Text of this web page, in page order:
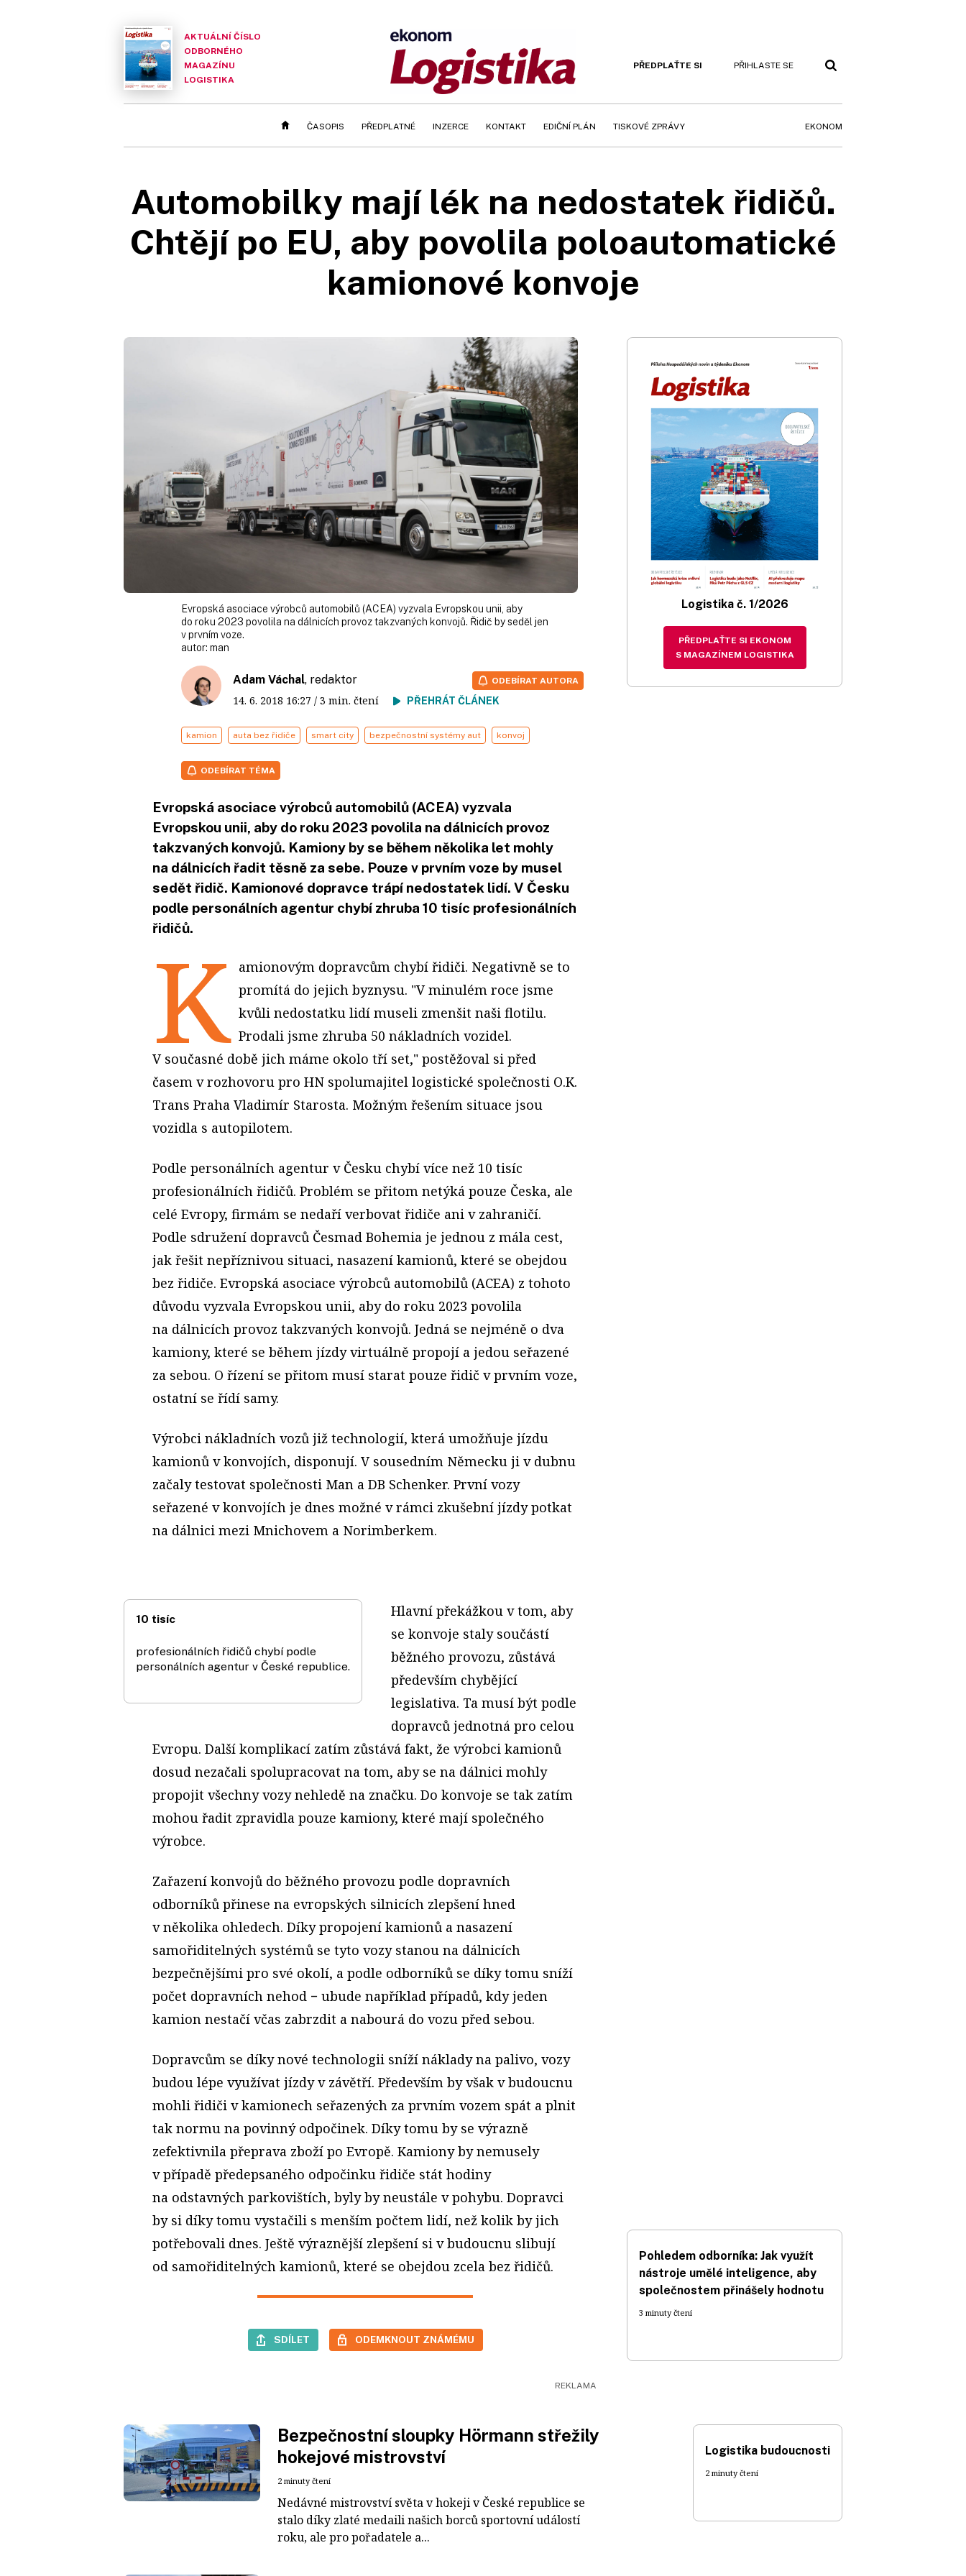
AKTUÁLNÍ ČÍSLO
ODBORNÉHO
MAGAZÍNU
LOGISTIKA
PŘEDPLAŤTE SI PŘIHLASTE SE
ČASOPIS PŘEDPLATNÉ INZERCE KONTAKT EDIČNÍ PLÁN TISKOVÉ ZPRÁVY EKONOM
Automobilky mají lék na nedostatek řidičů.
Chtějí po EU, aby povolila poloautomatické
kamionové konvoje
Evropská asociace výrobců automobilů (ACEA) vyzvala Evropskou unii, aby
do roku 2023 povolila na dálnicích provoz takzvaných konvojů. Řidič by seděl jen
v prvním voze.
autor: man
Adam Váchal, redaktor
14. 6. 2018 16:27 / 3 min. čtení PŘEHRÁT ČLÁNEK
ODEBÍRAT AUTORA
kamion auta bez řidiče smart city bezpečnostní systémy aut konvoj
ODEBÍRAT TÉMA
Evropská asociace výrobců automobilů (ACEA) vyzvala
Evropskou unii, aby do roku 2023 povolila na dálnicích provoz
takzvaných konvojů. Kamiony by se během několika let mohly
na dálnicích řadit těsně za sebe. Pouze v prvním voze by musel
sedět řidič. Kamionové dopravce trápí nedostatek lidí. V Česku
podle personálních agentur chybí zhruba 10 tisíc profesionálních
řidičů.
K amionovým dopravcům chybí řidiči. Negativně se to
promítá do jejich byznysu. "V minulém roce jsme
kvůli nedostatku lidí museli zmenšit naši flotilu.
Prodali jsme zhruba 50 nákladních vozidel.
V současné době jich máme okolo tří set," postěžoval si před
časem v rozhovoru pro HN spolumajitel logistické společnosti O.K.
Trans Praha Vladimír Starosta. Možným řešením situace jsou
vozidla s autopilotem.
Podle personálních agentur v Česku chybí více než 10 tisíc
profesionálních řidičů. Problém se přitom netýká pouze Česka, ale
celé Evropy, firmám se nedaří verbovat řidiče ani v zahraničí.
Podle sdružení dopravců Česmad Bohemia je jednou z mála cest,
jak řešit nepříznivou situaci, nasazení kamionů, které se obejdou
bez řidiče. Evropská asociace výrobců automobilů (ACEA) z tohoto
důvodu vyzvala Evropskou unii, aby do roku 2023 povolila
na dálnicích provoz takzvaných konvojů. Jedná se nejméně o dva
kamiony, které se během jízdy virtuálně propojí a jedou seřazené
za sebou. O řízení se přitom musí starat pouze řidič v prvním voze,
ostatní se řídí samy.
Výrobci nákladních vozů již technologií, která umožňuje jízdu
kamionů v konvojích, disponují. V sousedním Německu ji v dubnu
začaly testovat společnosti Man a DB Schenker. První vozy
seřazené v konvojích je dnes možné v rámci zkušební jízdy potkat
na dálnici mezi Mnichovem a Norimberkem.
10 tisíc
profesionálních řidičů chybí podle
personálních agentur v České republice.
Hlavní překážkou v tom, aby
se konvoje staly součástí
běžného provozu, zůstává
především chybějící
legislativa. Ta musí být podle
dopravců jednotná pro celou
Evropu. Další komplikací zatím zůstává fakt, že výrobci kamionů
dosud nezačali spolupracovat na tom, aby se na dálnici mohly
propojit všechny vozy nehledě na značku. Do konvoje se tak zatím
mohou řadit zpravidla pouze kamiony, které mají společného
výrobce.
Zařazení konvojů do běžného provozu podle dopravních
odborníků přinese na evropských silnicích zlepšení hned
v několika ohledech. Díky propojení kamionů a nasazení
samořiditelných systémů se tyto vozy stanou na dálnicích
bezpečnějšími pro své okolí, a podle odborníků se díky tomu sníží
počet dopravních nehod − ubude například případů, kdy jeden
kamion nestačí včas zabrzdit a nabourá do vozu před sebou.
Dopravcům se díky nové technologii sníží náklady na palivo, vozy
budou lépe využívat jízdy v závětří. Především by však v budoucnu
mohli řidiči v kamionech seřazených za prvním vozem spát a plnit
tak normu na povinný odpočinek. Díky tomu by se výrazně
zefektivnila přeprava zboží po Evropě. Kamiony by nemusely
v případě předepsaného odpočinku řidiče stát hodiny
na odstavných parkovištích, byly by neustále v pohybu. Dopravci
by si díky tomu vystačili s menším počtem lidí, než kolik by jich
potřebovali dnes. Ještě výraznější zlepšení si v budoucnu slibují
od samořiditelných kamionů, které se obejdou zcela bez řidičů.
SDÍLET ODEMKNOUT ZNÁMÉMU
Logistika č. 1/2026
PŘEDPLAŤTE SI EKONOM
S MAGAZÍNEM LOGISTIKA
Pohledem odborníka: Jak využít
nástroje umělé inteligence, aby
společnostem přinášely hodnotu
3 minuty čtení
Bezpečnostní sloupky Hörmann střežily
hokejové mistrovství
2 minuty čtení
Nedávné mistrovství světa v hokeji v České republice se
stalo díky zlaté medaili našich borců sportovní událostí
roku, ale pro pořadatele a...
Logistika budoucnosti
2 minuty čtení